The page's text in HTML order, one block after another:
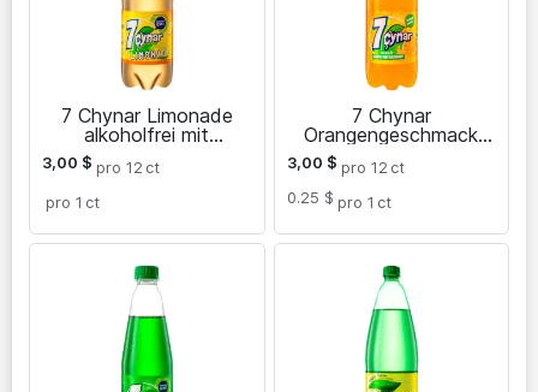
7 Chynar Limonade
alkoholfrei mit
Kohlensäure Getränk
3,00 $ pro 12 ct
pro 1 ct
7 Chynar
Orangengeschmack
alkoholfreies
kohlensäurehaltiges
Getränk 0,5 L
3,00 $ pro 12 ct
0.25 $ pro 1 ct